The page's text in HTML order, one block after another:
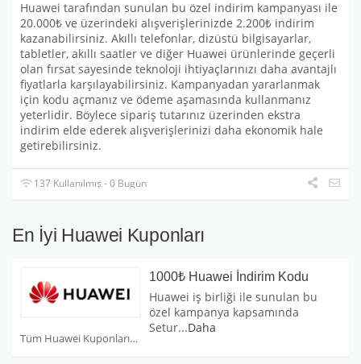
Huawei tarafından sunulan bu özel indirim kampanyası ile
20.000₺ ve üzerindeki alışverişlerinizde 2.200₺ indirim
kazanabilirsiniz. Akıllı telefonlar, dizüstü bilgisayarlar,
tabletler, akıllı saatler ve diğer Huawei ürünlerinde geçerli
olan fırsat sayesinde teknoloji ihtiyaçlarınızı daha avantajlı
fiyatlarla karşılayabilirsiniz. Kampanyadan yararlanmak
için kodu açmanız ve ödeme aşamasında kullanmanız
yeterlidir. Böylece sipariş tutarınız üzerinden ekstra
indirim elde ederek alışverişlerinizi daha ekonomik hale
getirebilirsiniz.
137 Kullanılmış - 0 Bugün
En İyi Huawei Kuponları
Tüm Huawei Kuponları
1000₺ Huawei İndirim Kodu
Huawei iş birliği ile sunulan bu
özel kampanya kapsamında
Setur...Daha